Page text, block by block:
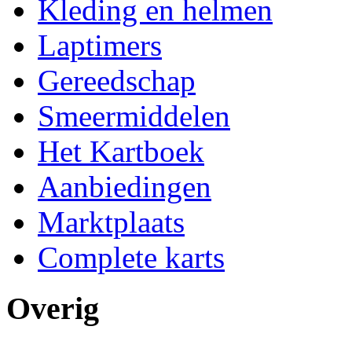
Kleding en helmen
Laptimers
Gereedschap
Smeermiddelen
Het Kartboek
Aanbiedingen
Marktplaats
Complete karts
Overig